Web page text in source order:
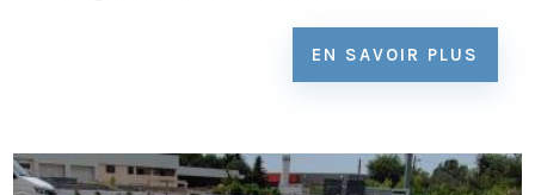
EN SAVOIR PLUS